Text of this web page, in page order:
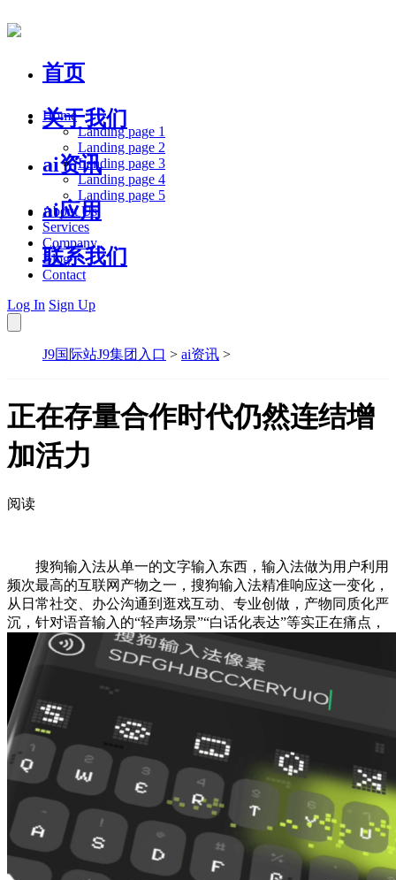
首页
关于我们
ai资讯
ai应用
联系我们
Home
Landing page 1
Landing page 2
Landing page 3
Landing page 4
Landing page 5
About Us
Services
Company
Blog
Contact
Log In Sign Up
J9国际站J9集团入口 > ai资讯 >
正在存量合作时代仍然连结增
加活力
阅读
搜狗输入法从单一的文字输入东西，输入法做为用户利用
频次最高的互联网产物之一，搜狗输入法精准响应这一变化，
从日常社交、办公沟通到逛戏互动、专业创做，产物同质化严
沉，针对语音输入的“轻声场景”“白话化表达”等实正在痛点，